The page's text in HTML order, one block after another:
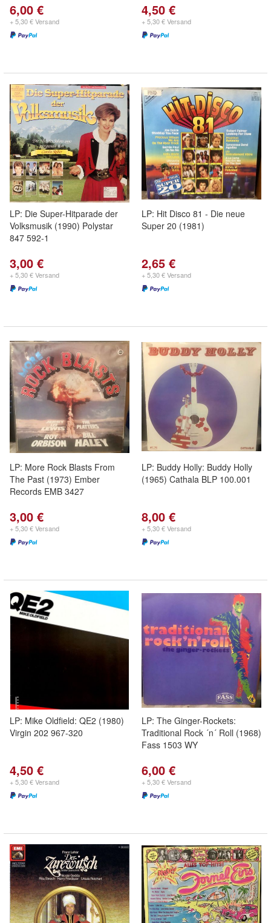
6,00 €
+ 5,30 € Versand
4,50 €
+ 5,30 € Versand
LP: Die Super-Hitparade der
Volksmusik (1990) Polystar
847 592-1
3,00 €
+ 5,30 € Versand
LP: Hit Disco 81 - Die neue
Super 20 (1981)
2,65 €
+ 5,30 € Versand
LP: More Rock Blasts From
The Past (1973) Ember
Records EMB 3427
3,00 €
+ 5,30 € Versand
LP: Buddy Holly: Buddy Holly
(1965) Cathala BLP 100.001
8,00 €
+ 5,30 € Versand
LP: Mike Oldfield: QE2 (1980)
Virgin 202 967-320
4,50 €
+ 5,30 € Versand
LP: The Ginger-Rockets:
Traditional Rock ´n´ Roll (1968)
Fass 1503 WY
6,00 €
+ 5,30 € Versand